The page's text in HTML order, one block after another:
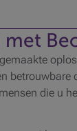
die u